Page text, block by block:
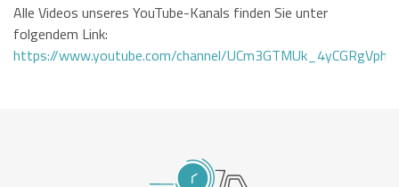
Alle Videos unseres YouTube-Kanals finden Sie unter
folgendem Link:
https://www.youtube.com/channel/